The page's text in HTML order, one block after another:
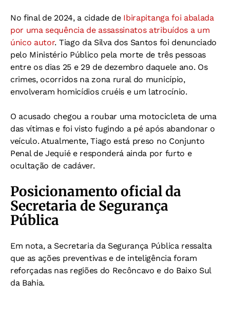
No final de 2024, a cidade de Ibirapitanga foi abalada
por uma sequência de assassinatos atribuídos a um
único autor. Tiago da Silva dos Santos foi denunciado
pelo Ministério Público pela morte de três pessoas
entre os dias 25 e 29 de dezembro daquele ano. Os
crimes, ocorridos na zona rural do município,
envolveram homicídios cruéis e um latrocínio.
O acusado chegou a roubar uma motocicleta de uma
das vítimas e foi visto fugindo a pé após abandonar o
veículo. Atualmente, Tiago está preso no Conjunto
Penal de Jequié e responderá ainda por furto e
ocultação de cadáver.
Posicionamento oficial da
Secretaria de Segurança
Pública
Em nota, a Secretaria da Segurança Pública ressalta
que as ações preventivas e de inteligência foram
reforçadas nas regiões do Recôncavo e do Baixo Sul
da Bahia.